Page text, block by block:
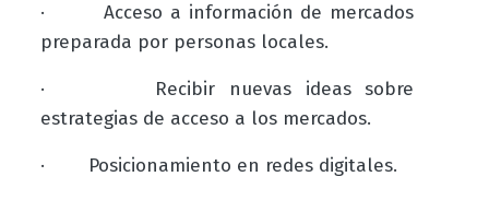
·
Acceso a información de mercados
preparada por personas locales.
·
Recibir nuevas ideas sobre
estrategias de acceso a los mercados.
· Posicionamiento en redes digitales.